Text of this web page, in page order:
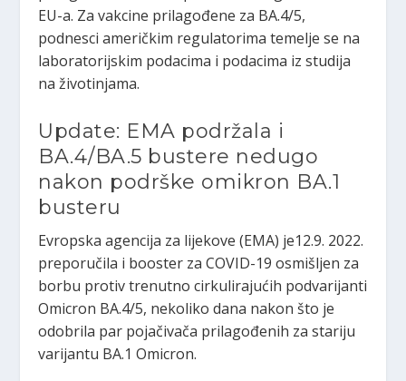
EU-a. Za vakcine prilagođene za BA.4/5,
podnesci američkim regulatorima temelje se na
laboratorijskim podacima i podacima iz studija
na životinjama.
Update: EMA podržala i
BA.4/BA.5 bustere nedugo
nakon podrške omikron BA.1
busteru
Evropska agencija za lijekove (EMA) je12.9. 2022.
preporučila i booster za COVID-19 osmišljen za
borbu protiv trenutno cirkulirajućih podvarijanti
Omicron BA.4/5, nekoliko dana nakon što je
odobrila par pojačivača prilagođenih za stariju
varijantu BA.1 Omicron.